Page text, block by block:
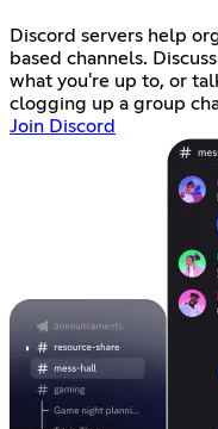
Discord servers help
based channels.
what you're up to, or
clogging up a group
Join Discord